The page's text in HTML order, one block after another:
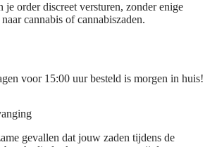
je order discreet versturen, zonder enige
cannabis of cannabiszaden.
voor 15:00 uur besteld is morgen in huis!
gevallen dat jouw zaden tijdens de